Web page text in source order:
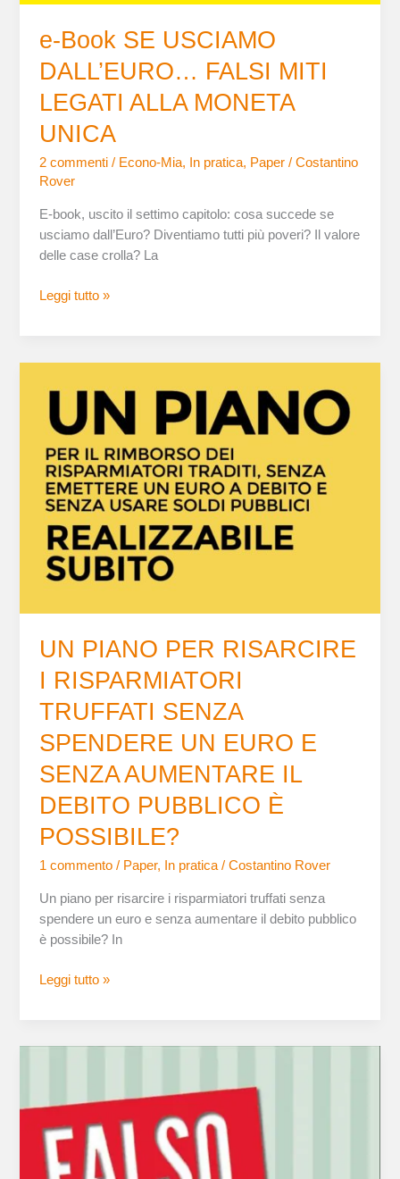
e-Book SE USCIAMO
DALL’EURO… FALSI MITI
LEGATI ALLA MONETA
UNICA
2 commenti / Econo-Mia, In pratica, Paper /Costantino
Rover
E-book, uscito il settimo capitolo: cosa succede se
usciamo dall’Euro? Diventiamo tutti più poveri? Il valore
delle case crolla? La
Leggi tutto »
UN PIANO PER RISARCIRE
I RISPARMIATORI
TRUFFATI SENZA
SPENDERE UN EURO E
SENZA AUMENTARE IL
DEBITO PUBBLICO È
POSSIBILE?
1 commento / Paper, In pratica/Costantino Rover
Un piano per risarcire i risparmiatori truffati senza
spendere un euro e senza aumentare il debito pubblico
è possibile? In
PIANO
RISARCIRE
RISPARMIATORI
TRUFFATI
SENZA
SPENDERE
UN
EURO
SENZA
AUMENTARE
IL
DEBITO
PUBBLICO
È
POSSIBILE?
Leggi tutto »
PIÙ
FALSI